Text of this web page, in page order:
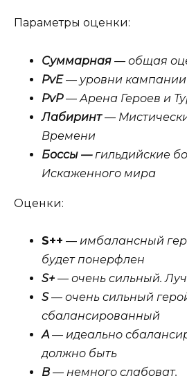
Параметры оценки:
Суммарная — общая
PvE— уровни
PvP— Арена Героев и
Лабиринт—
Времени
Боссы — гильдийские
Искаженного мира
Оценки:
S++ — имбалансный
будет понерфлен
S+ — очень сильный.
S— очень сильный
сбалансированный
A — идеально
должно быть
B — немного слабоват.